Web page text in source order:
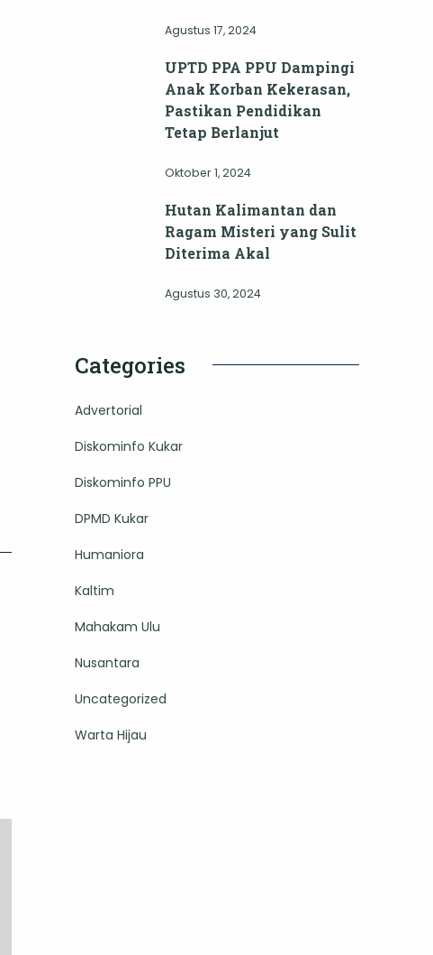
Agustus 17, 2024
UPTD PPA PPU Dampingi
Anak Korban Kekerasan,
Pastikan Pendidikan
Tetap Berlanjut
Oktober 1, 2024
Hutan Kalimantan dan
Ragam Misteri yang Sulit
Diterima Akal
Agustus 30, 2024
Categories
Advertorial
Diskominfo Kukar
Diskominfo PPU
DPMD Kukar
Humaniora
Kaltim
Mahakam Ulu
Nusantara
Uncategorized
Warta Hijau